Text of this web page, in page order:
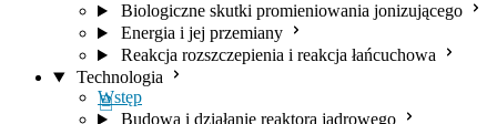
Biologiczne skutki promieniowania jonizującego
Energia i jej przemiany
Reakcja rozszczepienia i reakcja łańcuchowa
Technologia
Wstęp
Budowa i działanie reaktora jądrowego